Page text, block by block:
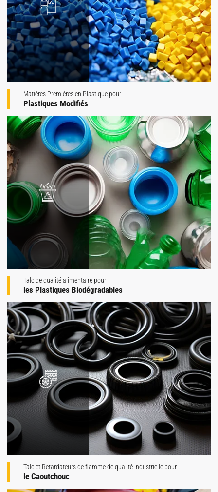
Matières Premières en Plastique pour
Plastiques Modifiés
Talc de qualité alimentaire pour
les Plastiques Biodégradables
Talc et Retardateurs de flamme de qualité industrielle pour
le Caoutchouc